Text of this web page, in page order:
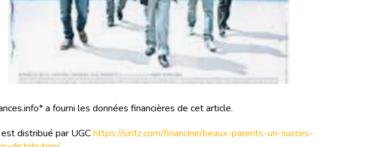
a fourni les données financières de cet article.
distribué par UGChttps://siritz.com/financine/beaux-parents-un-succes-